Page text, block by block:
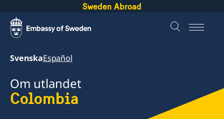
Sweden Abroad
SvenskaEspañol
Om utlandet
Colombia